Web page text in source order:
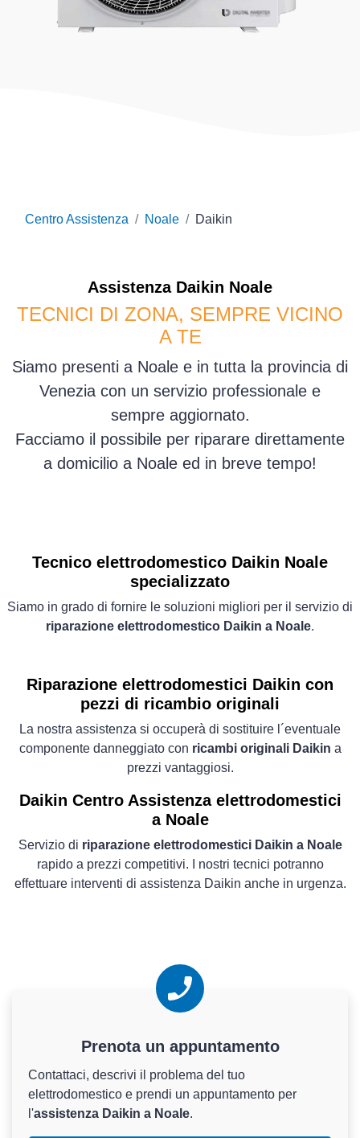
Centro Assistenza Noale Daikin
Assistenza Daikin Noale
TECNICI DI ZONA, SEMPRE VICINO
A TE
Siamo presenti a Noale e in tutta la provincia di
Venezia con un servizio professionale e
sempre aggiornato.
Facciamo il possibile per riparare direttamente
a domicilio a Noale ed in breve tempo!
Tecnico elettrodomestico Daikin Noale
specializzato
Siamo in grado di fornire le soluzioni migliori per il servizio di
riparazione elettrodomestico Daikin a Noale.
Riparazione elettrodomestici Daikin con
pezzi di ricambio originali
La nostra assistenza si occuperà di sostituire l´eventuale
componente danneggiato con ricambi originali Daikin a
prezzi vantaggiosi.
Daikin Centro Assistenza elettrodomestici
a Noale
Servizio di riparazione elettrodomestici Daikin a Noale
rapido a prezzi competitivi. I nostri tecnici potranno
effettuare interventi di assistenza Daikin anche in urgenza.
Prenota un appuntamento
Contattaci, descrivi il problema del tuo
elettrodomestico e prendi un appuntamento per
l'assistenza Daikin a Noale.